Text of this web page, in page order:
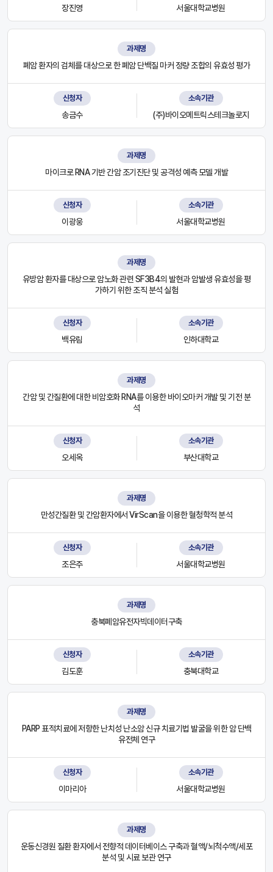
장진영 서울대학교병원
과제명
폐암 환자의 검체를 대상으로 한 폐암 단백질 마커 정량 조합의 유효성 평가
신청자
송금수
소속기관
(주)바이오메트릭스테크놀로지
과제명
마이크로 RNA 기반 간암 조기진단 및 공격성 예측 모델 개발
신청자
이광웅
소속기관
서울대학교병원
과제명
유방암 환자를 대상으로 암노화 관련 SF3B4의 발현과 암발생 유효성을 평
가하기 위한 조직 분석 실험
신청자
백유림
소속기관
인하대학교
과제명
간암 및 간질환에 대한 비암호화 RNA를 이용한 바이오마커 개발 및 기전 분
석
신청자
오세옥
소속기관
부산대학교
과제명
만성간질환 및 간암환자에서 VirScan을 이용한 혈청학적 분석
신청자
조은주
소속기관
서울대학교병원
과제명
충북폐암유전자빅데이터구축
신청자
김도훈
소속기관
충북대학교
과제명
PARP 표적치료에 저항한 난치성 난소암 신규 치료기법 발굴을 위한 암 단백
유전체 연구
신청자
이마리아
소속기관
서울대학교병원
과제명
운동신경원 질환 환자에서 전향적 데이터베이스 구축과 혈액/뇌척수액/세포
분석 및 시료 보관 연구